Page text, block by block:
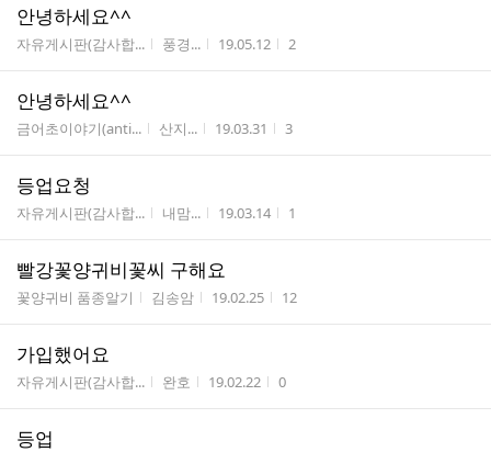
안녕하세요^^
게시판명
자유게시판(감사합... 작성자
풍경... 작성시간
19.05.12 조회수
2
안녕하세요^^
게시판명
금어초이야기(anti... 작성자
산지... 작성시간
19.03.31 조회수
3
등업요청
게시판명
자유게시판(감사합... 작성자
내맘... 작성시간
19.03.14 조회수
1
빨강꽃양귀비꽃씨 구해요
게시판명
꽃양귀비 품종알기 작성자
김송암 작성시간
19.02.25 조회수
12
가입했어요
게시판명
자유게시판(감사합... 작성자
완호 작성시간
19.02.22 조회수
0
등업